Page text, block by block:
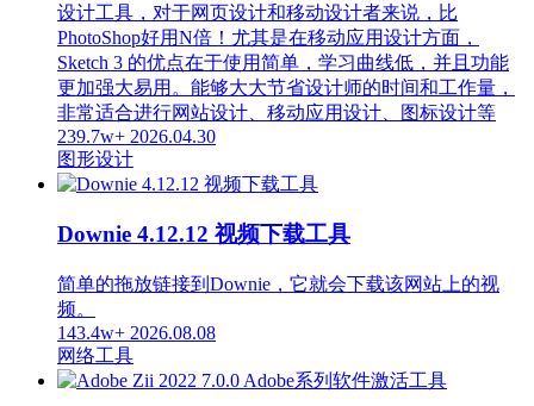
设计工具，对于网页设计和移动设计者来说，比
PhotoShop好用N倍！尤其是在移动应用设计方面，
Sketch 3 的优点在于使用简单，学习曲线低，并且功能
更加强大易用。能够大大节省设计师的时间和工作量，
非常适合进行网站设计、移动应用设计、图标设计等
239.7w+ 2026.04.30
图形设计
Downie 4.12.12 视频下载工具
简单的拖放链接到Downie，它就会下载该网站上的视
频。
143.4w+ 2026.08.08
网络工具